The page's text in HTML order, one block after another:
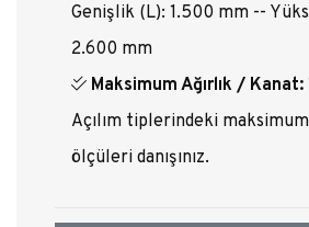
Genişlik (L): 1.500 mm --
2.600 mm
Maksimum Ağırlık / Kanat:
Açılım tiplerindeki maksimum
ölçüleri danışınız.